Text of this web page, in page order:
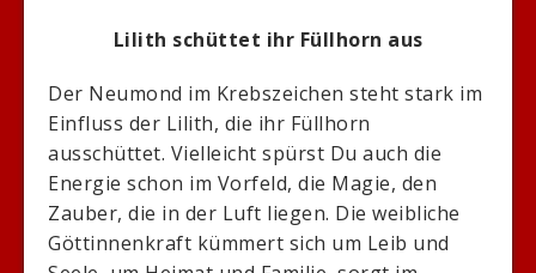
Lilith schüttet ihr Füllhorn aus
Der Neumond im Krebszeichen steht stark im
Einfluss der Lilith, die ihr Füllhorn
ausschüttet. Vielleicht spürst Du auch die
Energie schon im Vorfeld, die Magie, den
Zauber, die in der Luft liegen. Die weibliche
Göttinnenkraft kümmert sich um Leib und